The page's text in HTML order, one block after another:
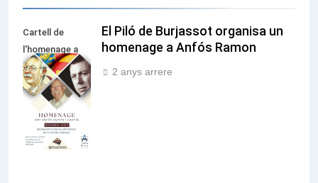
Cartell de
l'homenage a
Anfós Ramon i
Garcia en la sèu
de El Piló de
Burjassot
El Piló de Burjassot organisa un
homenage a Anfós Ramon
2 anys arrere